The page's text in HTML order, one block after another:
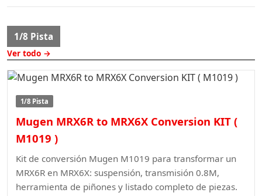
1/8 Pista
Ver todo →
1/8 Pista
Mugen MRX6R to MRX6X Conversion KIT (
M1019 )
Kit de conversión Mugen M1019 para transformar un
MRX6R en MRX6X: suspensión, transmisión 0.8M,
herramienta de piñones y listado completo de piezas.